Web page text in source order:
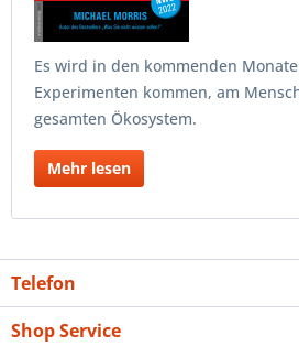
Es wird in den kommenden
Experimenten kommen, am
gesamten Ökosystem.
Mehr lesen
Telefon
Shop Service